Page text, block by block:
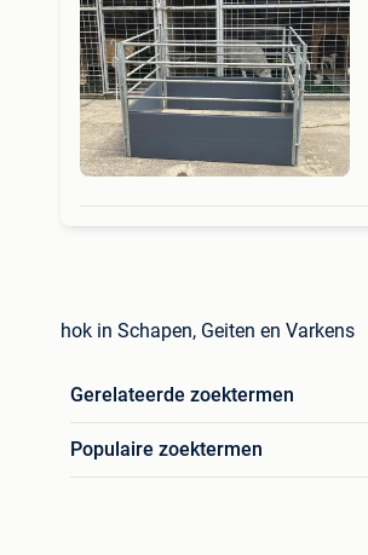
hok in Schapen, Geiten en Varkens
Gerelateerde zoektermen
Populaire zoektermen